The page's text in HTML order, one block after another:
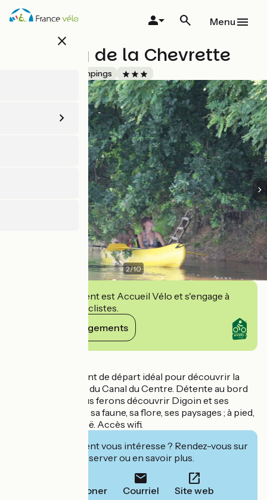
Aller
au
close
Menu
Camping de la Chevrette
Campings
2/10
Cet établissement est Accueil Vélo et s'engage à
accueillir des cyclistes.
Voir ses engagements
Camping vert. Point de départ idéal pour découvrir la
Voie Verte le long du Canal du Centre. Détente au bord
de Loire. Nous vous ferons découvrir Digoin et ses
alentours, la Loire, sa faune, sa flore, ses paysages ; à pied,
en vélo et en canoë. Accès wifi.
Cet établissement vous intéresse ? Rendez-vous sur
leur site pour réserver ou en savoir plus.
Téléphoner Courriel Site web